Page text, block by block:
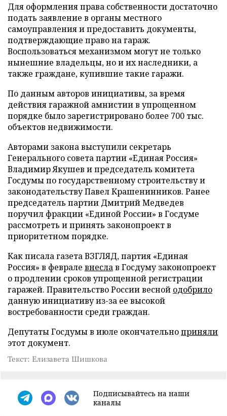
Для оформления права собственности достаточно
подать заявление в органы местного
самоуправления и предоставить документы,
подтверждающие право на гараж.
Воспользоваться механизмом могут не только
нынешние владельцы, но и их наследники, а
также граждане, купившие такие гаражи.
По данным авторов инициативы, за время
действия гаражной амнистии в упрощенном
порядке было зарегистрировано более 700 тыс.
объектов недвижимости.
Авторами закона выступили секретарь
Генерального совета партии «Единая Россия»
Владимир Якушев и председатель комитета
Госдумы по государственному строительству и
законодательству Павел Крашенинников. Ранее
председатель партии Дмитрий Медведев
поручил фракции «Единой России» в Госдуме
рассмотреть и принять законопроект в
приоритетном порядке.
Как писала газета ВЗГЛЯД, партия «Единая
Россия» в феврале внеслав Госдуму законопроект
о продлении сроков упрощенной регистрации
гаражей. Правительство России весной одобрило
данную инициативу из-за ее высокой
востребованности среди граждан.
Депутаты Госдумы в июле окончательноприняли
этот документ.
Текст: Елизавета Шишкова
Подписывайтесь на наши
каналы